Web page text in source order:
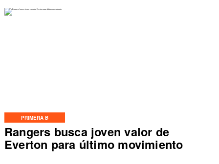
PRIMERA B
Rangers busca joven valor de
Everton para último movimiento